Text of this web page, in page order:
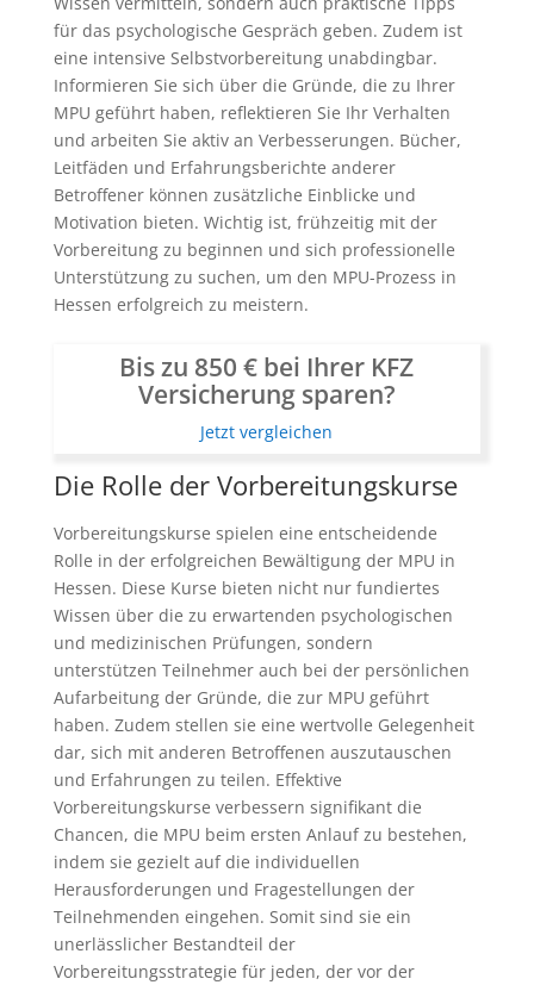
für das psychologische Gespräch geben. Zudem ist
eine intensive Selbstvorbereitung unabdingbar.
Informieren Sie sich über die Gründe, die zu Ihrer
MPU geführt haben, reflektieren Sie Ihr Verhalten
und arbeiten Sie aktiv an Verbesserungen. Bücher,
Leitfäden und Erfahrungsberichte anderer
Betroffener können zusätzliche Einblicke und
Motivation bieten. Wichtig ist, frühzeitig mit der
Vorbereitung zu beginnen und sich professionelle
Unterstützung zu suchen, um den MPU-Prozess in
Hessen erfolgreich zu meistern.
Bis zu 850 € bei Ihrer KFZ
Versicherung sparen?
Jetzt vergleichen
Die Rolle der Vorbereitungskurse
Vorbereitungskurse spielen eine entscheidende
Rolle in der erfolgreichen Bewältigung der MPU in
Hessen. Diese Kurse bieten nicht nur fundiertes
Wissen über die zu erwartenden psychologischen
und medizinischen Prüfungen, sondern
unterstützen Teilnehmer auch bei der persönlichen
Aufarbeitung der Gründe, die zur MPU geführt
haben. Zudem stellen sie eine wertvolle Gelegenheit
dar, sich mit anderen Betroffenen auszutauschen
und Erfahrungen zu teilen. Effektive
Vorbereitungskurse verbessern signifikant die
Chancen, die MPU beim ersten Anlauf zu bestehen,
indem sie gezielt auf die individuellen
Herausforderungen und Fragestellungen der
Teilnehmenden eingehen. Somit sind sie ein
unerlässlicher Bestandteil der
Vorbereitungsstrategie für jeden, der vor der